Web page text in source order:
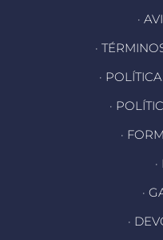
·
·
·
·
·
·
·